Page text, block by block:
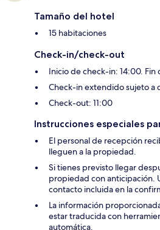
Tamaño del hotel
15 habitaciones
Check-in/check-out
Inicio de check-in: 14:00. Fin
Check-in extendido sujeto a
Check-out: 11:00
Instrucciones especiales
El personal de recepción
lleguen a la propiedad.
Si tienes previsto llegar
propiedad con anticipación.
contacto incluida en la
La información
estar traducida con
automática.